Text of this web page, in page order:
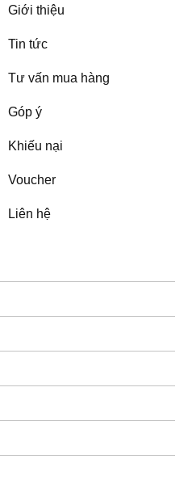
Giới thiệu
Tin tức
Tư vấn mua hàng
Góp ý
Khiếu nại
Voucher
Liên hệ